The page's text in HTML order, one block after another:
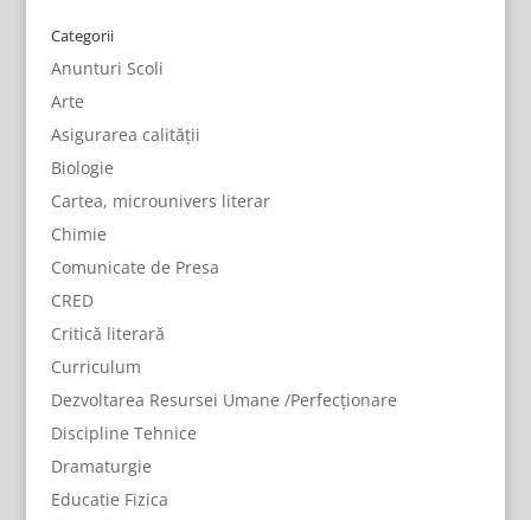
Categorii
Anunturi Scoli
Arte
Asigurarea calității
Biologie
Cartea, microunivers literar
Chimie
Comunicate de Presa
CRED
Critică literară
Curriculum
Dezvoltarea Resursei Umane /Perfecționare
Discipline Tehnice
Dramaturgie
Educatie Fizica